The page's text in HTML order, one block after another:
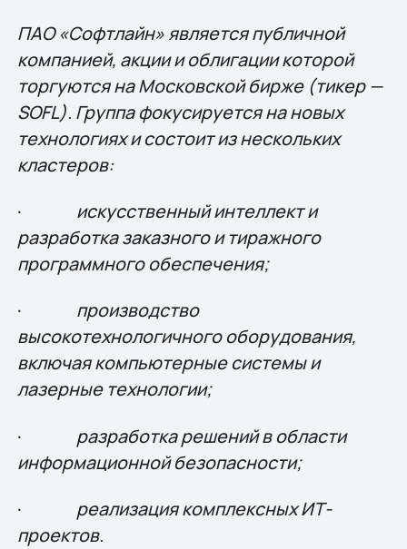
ПАО «Софтлайн» является публичной
компанией, акции и облигации которой
торгуются на Московской бирже (тикер —
SOFL). Группа фокусируется на новых
технологиях и состоит из нескольких
кластеров:
· искусственный интеллект и
разработка заказного и тиражного
программного обеспечения;
· производство
высокотехнологичного оборудования,
включая компьютерные системы и
лазерные технологии;
· разработка решений в области
информационной безопасности;
· реализация комплексных ИТ-
проектов.